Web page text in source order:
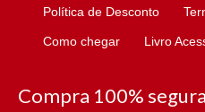
Política de Desconto
Como chegar Livro
Compra 100% segura